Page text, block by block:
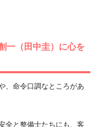
一（田中圭）に心を
、命令口調なところがあ
全と整備士たちにも、客